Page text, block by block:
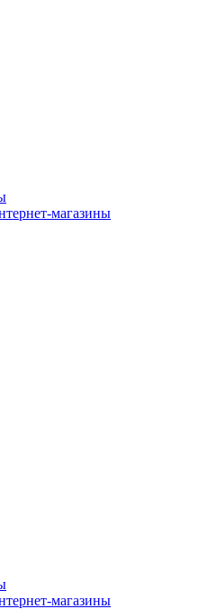
магазины
магазины